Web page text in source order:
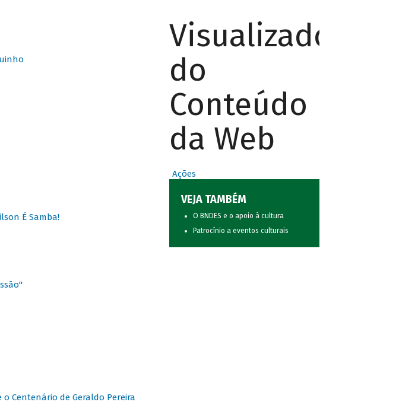
É Samba!
Centenário de Geraldo Pereira
Visualizador
do
Conteúdo
da Web
Ações
VEJA TAMBÉM
O BNDES e o apoio à cultura
Patrocínio a eventos culturais